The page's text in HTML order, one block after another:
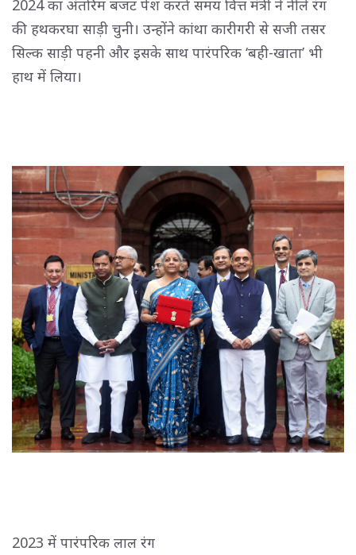
2024 का अंतरिम बजट पेश करते समय वित्त मंत्री ने नीले रंग
की हथकरघा साड़ी चुनी। उन्होंने कांथा कारीगरी से सजी तसर
सिल्क साड़ी पहनी और इसके साथ पारंपरिक ‘बही-खाता’ भी
हाथ में लिया।
2023 में पारंपरिक लाल रंग